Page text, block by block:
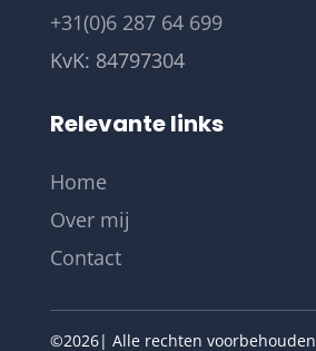
+31(0)6 287 64 699
KvK: 84797304
Relevante links
Home
Over mij
Contact
©2026| Alle rechten voorbehouden